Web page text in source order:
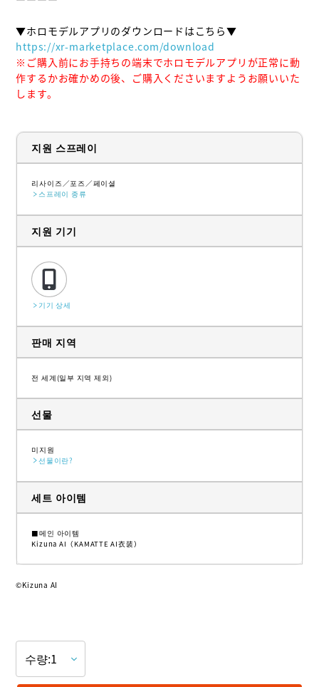
https://xr-marketplace.com/download
※ご購入前にお手持ちの端末でホロモデルアプリが正常に動
作するかお確かめの後、ご購入くださいますようお願いいた
します。
지원 스프레이
리사이즈 포즈
페이셜
스프레이 종류
지원 기기
기기 상세
판매 지역
전 세계(일부 지역 제외)
선물
미지원
선물이란?
세트 아이템
■메인 아이템
Kizuna AI（KAMATTE AI衣装）
©Kizuna AI